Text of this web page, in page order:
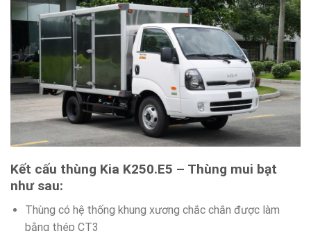
Kết cấu thùng Kia K250.E5 – Thùng mui bạt
như sau:
Thùng có hệ thống khung xương chắc chắn được làm
bằng thép CT3